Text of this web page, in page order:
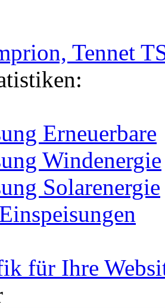
Tennet
Erneuerbare
Windenergie
Solarenergie
für Ihre